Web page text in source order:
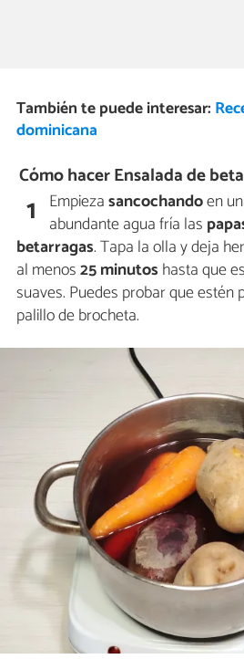
También te puede interesar:
dominicana
Cómo hacer Ensalada de
1 Empiezasancochandoen
abundante agua fría las
betarragas. Tapa la olla y deja
al menos25 minutos hasta que
suaves. Puedes probar que estén
palillo de brocheta.